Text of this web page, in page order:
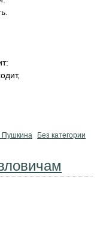
Пушкина Без категории